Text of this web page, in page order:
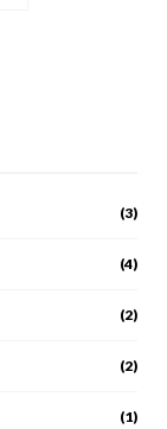
(3)
(4)
(2)
(2)
(1)